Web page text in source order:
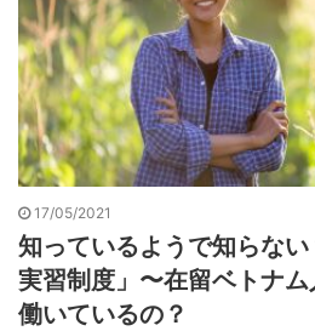
17/05/2021
知っているようで知らな
実習制度」〜在留ベトナ
働いているの？